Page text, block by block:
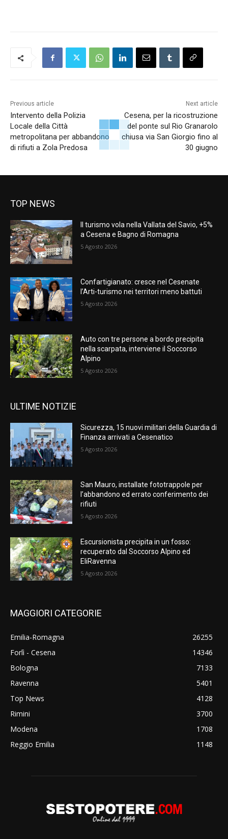
Previous article
Intervento della Polizia
Locale della Città
metropolitana per abbandono
di rifiuti a Zola Predosa
Next article
Cesena, per la ricostruzione
del ponte sul Rio Granarolo
chiusa via San Giorgio fino al
30 giugno
TOP NEWS
Il turismo vola nella Vallata del Savio, +5%
a Cesena e Bagno di Romagna
5 Agosto 2026
Confartigianato: cresce nel Cesenate
l’Arti-turismo nei territori meno battuti
5 Agosto 2026
Auto con tre persone a bordo precipita
nella scarpata, interviene il Soccorso
Alpino
5 Agosto 2026
ULTIME NOTIZIE
Sicurezza, 15 nuovi militari della Guardia di
Finanza arrivati a Cesenatico
5 Agosto 2026
San Mauro, installate fototrappole per
l’abbandono ed errato conferimento dei
rifiuti
5 Agosto 2026
Escursionista precipita in un fosso:
recuperato dal Soccorso Alpino ed
EliRavenna
5 Agosto 2026
MAGGIORI CATEGORIE
Emilia-Romagna
26255
Forlì - Cesena
14346
Bologna
7133
Ravenna
5401
Top News
4128
Rimini
3700
Modena
1708
Reggio Emilia
1148